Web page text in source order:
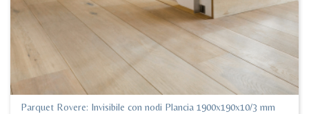
Parquet Rovere: Invisibile con nodi Plancia 1900x190x10/3 mm